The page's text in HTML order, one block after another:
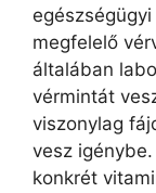
megfelelő
általában
vérmintát
viszonylag
vesz
konkrét